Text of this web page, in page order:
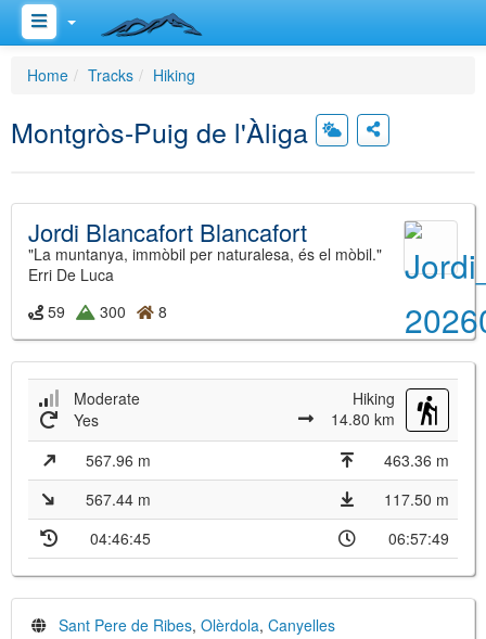
Home Tracks Hiking
Montgròs-Puig de l'Àliga
Jordi Blancafort Blancafort
"La muntanya, immòbil per naturalesa, és el mòbil."
Erri De Luca
59
300 8
Moderate
Hiking
14.80 km
Yes
567.96 m
463.36 m
567.44 m
117.50 m
04:46:45
06:57:49
Sant Pere de Ribes, Olèrdola, Canyelles